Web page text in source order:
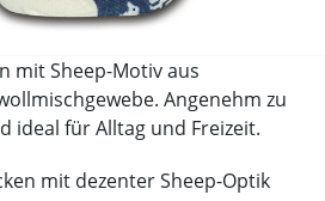
mit Sheep-Motiv aus
Angenehm zu
ideal für Alltag und Freizeit.
mit dezenter Sheep-Optik